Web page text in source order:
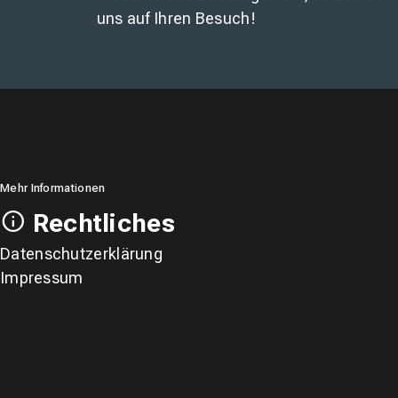
uns auf Ihren Besuch!
Mehr Informationen
Rechtliches
Datenschutzerklärung
Impressum